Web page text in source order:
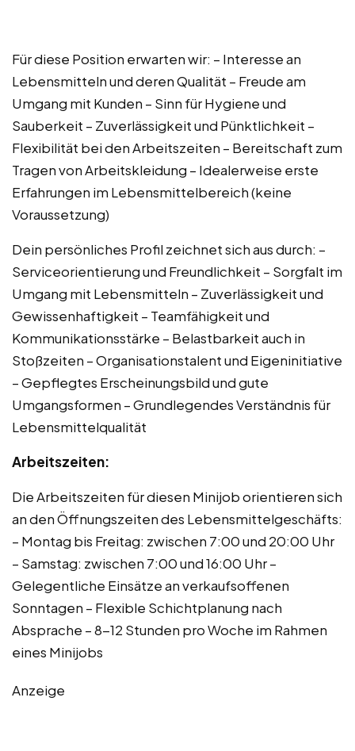
Für diese Position erwarten wir: – Interesse an
Lebensmitteln und deren Qualität – Freude am
Umgang mit Kunden – Sinn für Hygiene und
Sauberkeit – Zuverlässigkeit und Pünktlichkeit –
Flexibilität bei den Arbeitszeiten – Bereitschaft zum
Tragen von Arbeitskleidung – Idealerweise erste
Erfahrungen im Lebensmittelbereich (keine
Voraussetzung)
Dein persönliches Profil zeichnet sich aus durch: –
Serviceorientierung und Freundlichkeit – Sorgfalt im
Umgang mit Lebensmitteln – Zuverlässigkeit und
Gewissenhaftigkeit – Teamfähigkeit und
Kommunikationsstärke – Belastbarkeit auch in
Stoßzeiten – Organisationstalent und Eigeninitiative
– Gepflegtes Erscheinungsbild und gute
Umgangsformen – Grundlegendes Verständnis für
Lebensmittelqualität
Arbeitszeiten:
Die Arbeitszeiten für diesen Minijob orientieren sich
an den Öffnungszeiten des Lebensmittelgeschäfts:
– Montag bis Freitag: zwischen 7:00 und 20:00 Uhr
– Samstag: zwischen 7:00 und 16:00 Uhr –
Gelegentliche Einsätze an verkaufsoffenen
Sonntagen – Flexible Schichtplanung nach
Absprache – 8-12 Stunden pro Woche im Rahmen
eines Minijobs
Anzeige